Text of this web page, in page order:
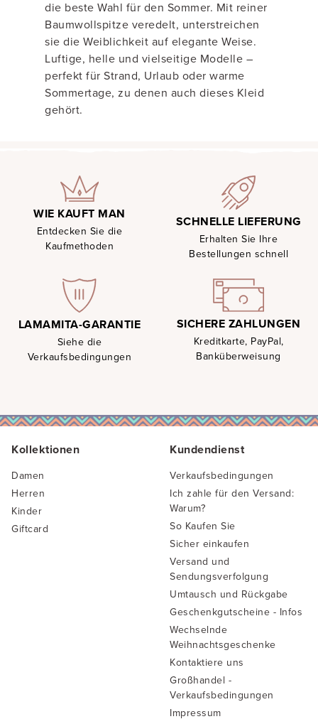
die beste Wahl für den Sommer. Mit reiner
Baumwollspitze veredelt, unterstreichen
sie die Weiblichkeit auf elegante Weise.
Luftige, helle und vielseitige Modelle –
perfekt für Strand, Urlaub oder warme
Sommertage, zu denen auch dieses Kleid
gehört.
WIE KAUFT MAN
Entdecken Sie die
Kaufmethoden
SCHNELLE LIEFERUNG
Erhalten Sie Ihre
Bestellungen schnell
LAMAMITA-GARANTIE
Siehe die
Verkaufsbedingungen
SICHERE ZAHLUNGEN
Kreditkarte, PayPal,
Banküberweisung
Kollektionen
Damen
Herren
Kinder
Giftcard
Kundendienst
Verkaufsbedingungen
Ich zahle für den Versand:
Warum?
So Kaufen Sie
Sicher einkaufen
Versand und
Sendungsverfolgung
Umtausch und Rückgabe
Geschenkgutscheine - Infos
Wechselnde
Weihnachtsgeschenke
Kontaktiere uns
Großhandel -
Verkaufsbedingungen
Impressum